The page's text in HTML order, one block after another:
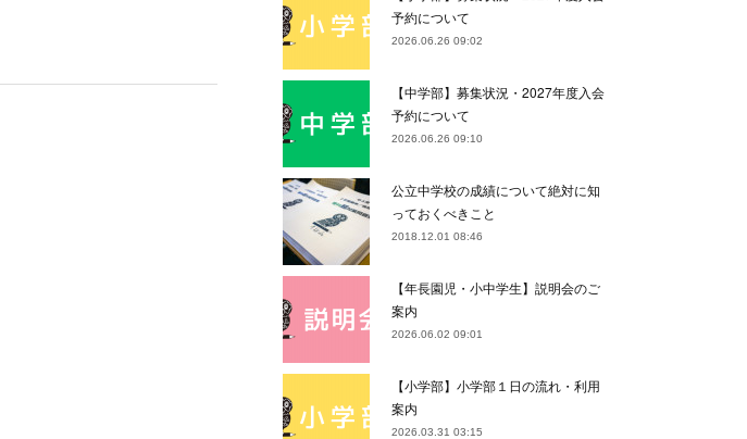
予約について
2026.06.26 09:02
【中学部】募集状況・2027年度入会
予約について
2026.06.26 09:10
公立中学校の成績について絶対に知
っておくべきこと
2018.12.01 08:46
【年長園児・小中学生】説明会のご
案内
2026.06.02 09:01
【小学部】小学部１日の流れ・利用
案内
2026.03.31 03:15